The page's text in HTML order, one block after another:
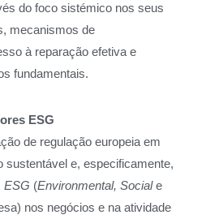
do foco sistémico nos seus
mecanismos de
à reparação efetiva e
fundamentais.
ESG
de regulação europeia em
sustentável e, especificamente,
ESG (Environmental, Sociale
nos negócios e na atividade